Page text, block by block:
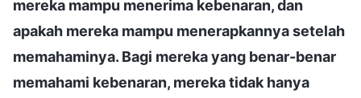
mereka mampu menerima kebenaran, dan
apakah mereka mampu menerapkannya setelah
memahaminya. Bagi mereka yang benar-benar
memahami kebenaran, mereka tidak hanya